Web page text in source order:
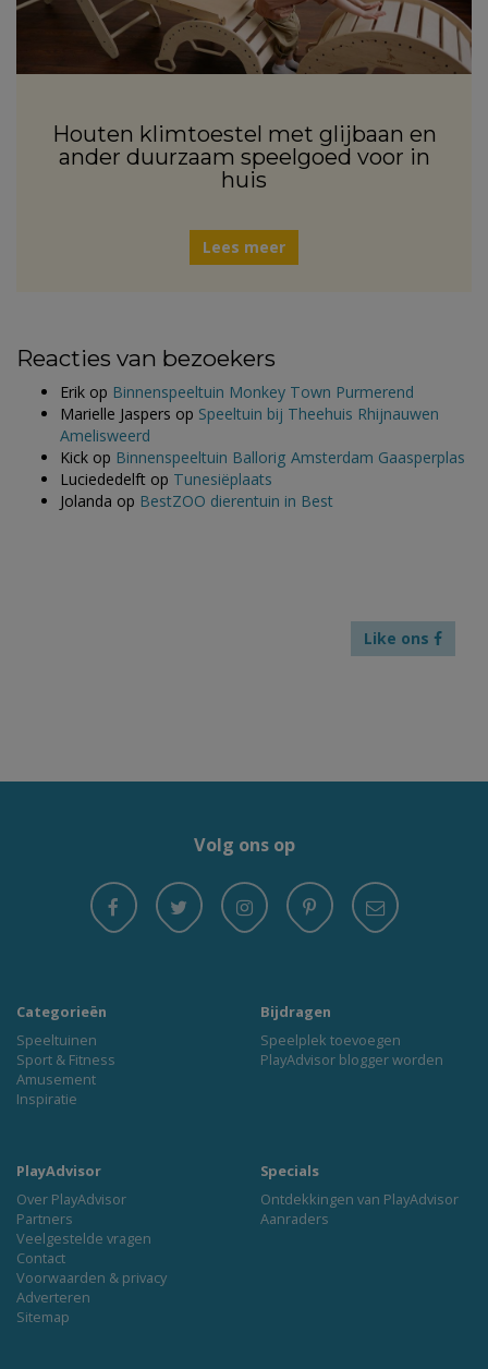
Houten klimtoestel met glijbaan en
ander duurzaam speelgoed voor in
huis
Lees meer
Reacties van bezoekers
Erik op Binnenspeeltuin Monkey Town Purmerend
Marielle Jaspers op Speeltuin bij Theehuis Rhijnauwen
Amelisweerd
Kick op Binnenspeeltuin Ballorig Amsterdam Gaasperplas
Luciededelft op Tunesiëplaats
Jolanda op BestZOO dierentuin in Best
Like ons
Volg ons op
Categorieën
Speeltuinen
Sport & Fitness
Amusement
Inspiratie
Bijdragen
Speelplek toevoegen
PlayAdvisor blogger worden
PlayAdvisor
Over PlayAdvisor
Partners
Veelgestelde vragen
Contact
Voorwaarden & privacy
Adverteren
Sitemap
Specials
Ontdekkingen van PlayAdvisor
Aanraders